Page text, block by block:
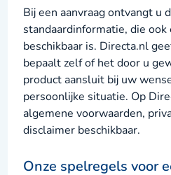
Bij een aanvraag ontvangt u
standaardinformatie, die
beschikbaar is. Directa.nl
bepaalt zelf of het door u
product aansluit bij uw
persoonlijke situatie. Op
algemene voorwaarden,
disclaimer beschikbaar.
Onze spelregels voor